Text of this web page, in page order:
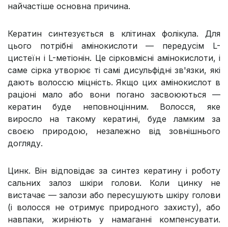
найчастіше основна причина.
Кератин синтезується в клітинах фолікула. Для
цього потрібні амінокислоти — передусім L-
цистеїн і L-метіонін. Це сірковмісні амінокислоти, і
саме сірка утворює ті самі дисульфідні зв'язки, які
дають волоссю міцність. Якщо цих амінокислот в
раціоні мало або вони погано засвоюються —
кератин буде неповноцінним. Волосся, яке
виросло на такому кератинi, буде ламким за
своєю природою, незалежно від зовнішнього
догляду.
Цинк. Він відповідає за синтез кератину і роботу
сальних залоз шкіри голови. Коли цинку не
вистачає — залози або пересушують шкіру голови
(і волосся не отримує природного захисту), або
навпаки, жирніють у намаганні компенсувати.